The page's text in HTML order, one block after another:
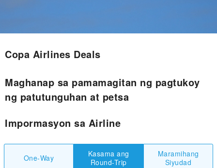
Copa Airlines Deals
Maghanap sa pamamagitan ng pagtukoy
ng patutunguhan at petsa
Impormasyon sa Airline
One-Way
Kasama ang
Round-Trip
Maramihang
Siyudad